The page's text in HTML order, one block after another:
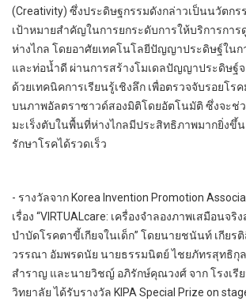
(Creativity) ซึ่งประดิษฐกรรมดังกล่าวเป็นนวัตกรร
เป้าหมายสำคัญในการยกระดับการให้บริการกา
ห่างไกล โดยอาศัยเทคโนโลยีปัญญาประดิษฐ์ในก
และท่อน้ำดี ผ่านการสร้างโมเดลปัญญาประดิษฐ์
ด้วยเทคนิคการเรียนรู้เชิงลึก เพื่อตรวจจับรอยโร
บนภาพอัลตราซาวด์สองมิติโดยอัตโนมัติ ซึ่งจะช่ว
มะเร็งตับในพื้นที่ห่างไกลมีประสิทธิภาพมากยิ่งขึ้น
รักษาโรคได้รวดเร็ว
- รางวัลจาก Korea Invention Promotion
เรื่อง “VIRTUALcare: เครื่องจำลองภาพเสมือนจ
บำบัดโรคตาขี้เกียจในเด็ก” โดยนายชนันท์ เกียร
วรรณา อัมพรดนัย นายธรรมนิตย์ ไชยภัทรสุทธิกุ
สำราญ และนายวิชญ์ อภิรักษ์คุณวงศ์ จาก โรงเรี
วิทยาลัย ได้รับรางวัล KIPA Special Prize on